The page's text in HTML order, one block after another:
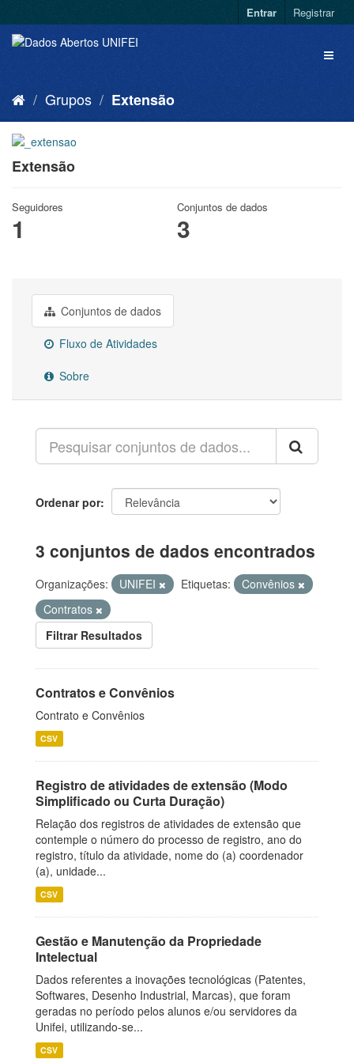
Entrar Registrar
Grupos Extensão
Extensão
Seguidores
1
Conjuntos de dados
3
Conjuntos de dados
Fluxo de Atividades
Sobre
Ordenar por
3 conjuntos de dados encontrados
Organizações: UNIFEI Etiquetas:
Convênios
Contratos
Filtrar Resultados
Contratos e Convênios
Contrato e Convênios
CSV
Registro de atividades de extensão (Modo
Simplificado ou Curta Duração)
Relação dos registros de atividades de extensão que
contemple o número do processo de registro, ano do
registro, título da atividade, nome do (a) coordenador
(a), unidade...
CSV
Gestão e Manutenção da Propriedade
Intelectual
Dados referentes a inovações tecnológicas (Patentes,
Softwares, Desenho Industrial, Marcas), que foram
geradas no período pelos alunos e/ou servidores da
Unifei, utilizando-se...
CSV